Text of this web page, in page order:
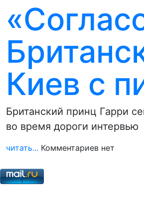
Киев с
Британский принц Гарри
во время дороги
читать... Комментариев нет